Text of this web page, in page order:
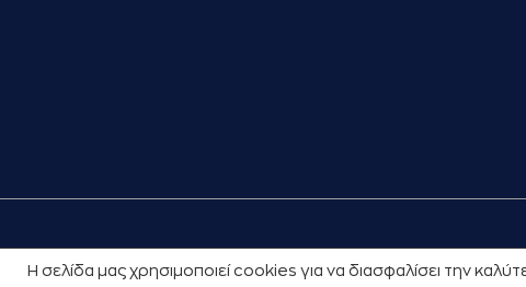
Η σελίδα μας χρησιμοποιεί cookies για να διασφαλίσει την